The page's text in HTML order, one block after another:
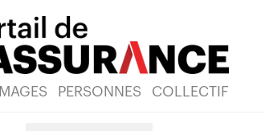
PERSONNES COLLECTIF